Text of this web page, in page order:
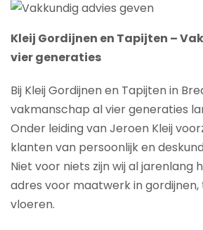
Kleij Gordijnen en Tapijten –
vier generaties
Bij Kleij Gordijnen en Tapijten in
vakmanschap al vier generaties
Onder leiding van Jeroen Kleij
klanten van persoonlijk en
Niet voor niets zijn wij al jarenlang
adres voor maatwerk in
vloeren.